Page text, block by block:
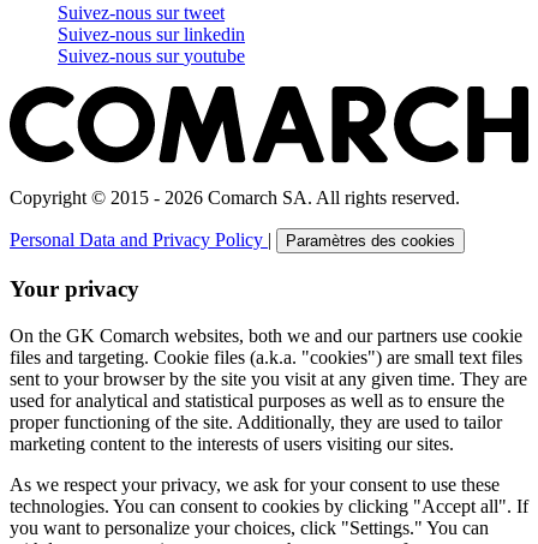
Suivez-nous surtweet
Suivez-nous surlinkedin
Suivez-nous suryoutube
Copyright © 2015 - 2026 Comarch SA. All rights reserved.
Personal Data and Privacy Policy | Paramètres des cookies
Your privacy
On the GK Comarch websites, both we and our partners use cookie
files and targeting. Cookie files (a.k.a. "cookies") are small text files
sent to your browser by the site you visit at any given time. They are
used for analytical and statistical purposes as well as to ensure the
proper functioning of the site. Additionally, they are used to tailor
marketing content to the interests of users visiting our sites.
As we respect your privacy, we ask for your consent to use these
technologies. You can consent to cookies by clicking "Accept all". If
you want to personalize your choices, click "Settings." You can